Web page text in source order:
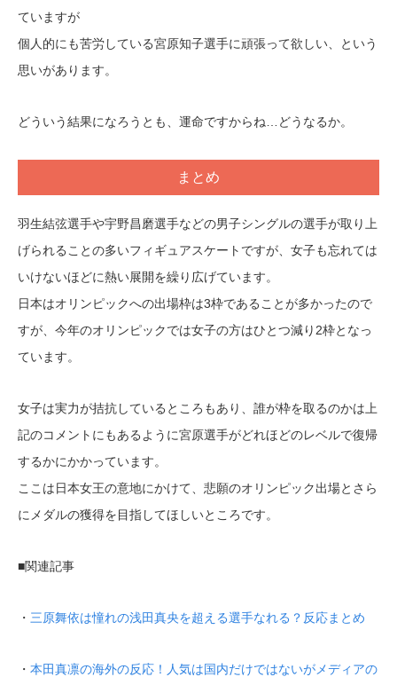
ていますが
個人的にも苦労している宮原知子選手に頑張って欲しい、という
思いがあります。
どういう結果になろうとも、運命ですからね…どうなるか。
まとめ
羽生結弦選手や宇野昌磨選手などの男子シングルの選手が取り上
げられることの多いフィギュアスケートですが、女子も忘れては
いけないほどに熱い展開を繰り広げています。
日本はオリンピックへの出場枠は3枠であることが多かったので
すが、今年のオリンピックでは女子の方はひとつ減り2枠となっ
ています。
女子は実力が拮抗しているところもあり、誰が枠を取るのかは上
記のコメントにもあるように宮原選手がどれほどのレベルで復帰
するかにかかっています。
ここは日本女王の意地にかけて、悲願のオリンピック出場とさら
にメダルの獲得を目指してほしいところです。
■関連記事
・ 三原舞依は憧れの浅田真央を超える選手なれる？反応まとめ
・ 本田真凛の海外の反応！人気は国内だけではないがメディアの